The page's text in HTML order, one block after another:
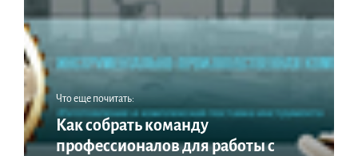
Что еще почитать:
Как собрать команду
профессионалов для работы с